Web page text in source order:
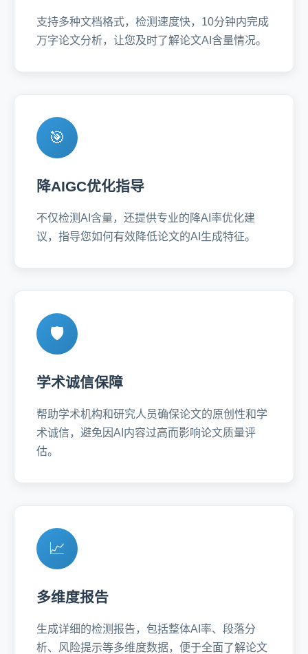
支持多种文档格式，检测速度快，10分钟内完成
万字论文分析，让您及时了解论文AI含量情况。
🎯
降AIGC优化指导
不仅检测AI含量，还提供专业的降AI率优化建
议，指导您如何有效降低论文的AI生成特征。
🛡️
学术诚信保障
帮助学术机构和研究人员确保论文的原创性和学
术诚信，避免因AI内容过高而影响论文质量评
估。
📈
多维度报告
生成详细的检测报告，包括整体AI率、段落分
析、风险提示等多维度数据，便于全面了解论文